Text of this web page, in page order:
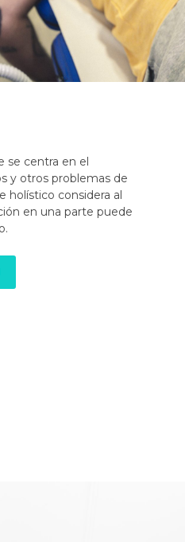
se centra en el
y otros problemas de
holístico considera al
en una parte puede